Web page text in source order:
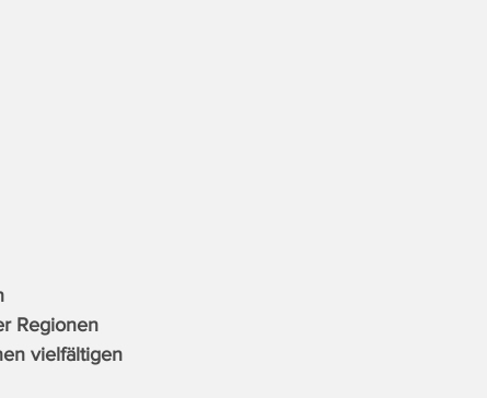
Regionen
vielfältigen